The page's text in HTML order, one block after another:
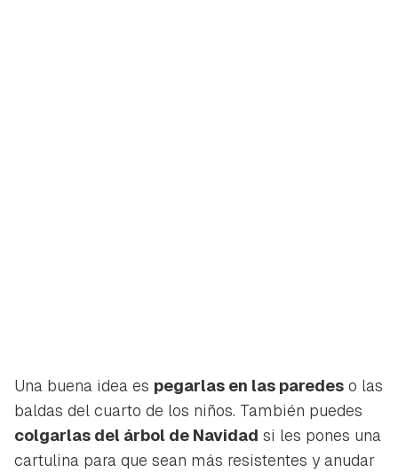
Una buena idea es pegarlas en las paredes o las
baldas del cuarto de los niños. También puedes
colgarlas del árbol de Navidad si les pones una
cartulina para que sean más resistentes y anudar